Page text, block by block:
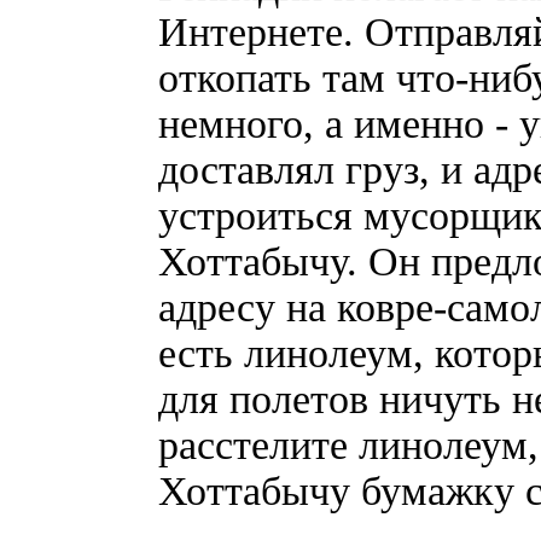
Интернете.
откопать там что-
немного, а именно -
доставлял груз, и
устроиться
Хоттабычу. Он
адресу на ковре-
есть линолеум,
для полетов ничуть
расстелите
Хоттабычу бумажку